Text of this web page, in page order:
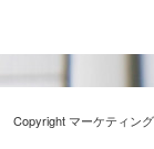
Copyright マーケティン